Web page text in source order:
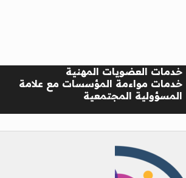
خدمات العضويات المهنية
خدمات مواءمة المؤسسات مع علامة
المسؤولية المجتمعية